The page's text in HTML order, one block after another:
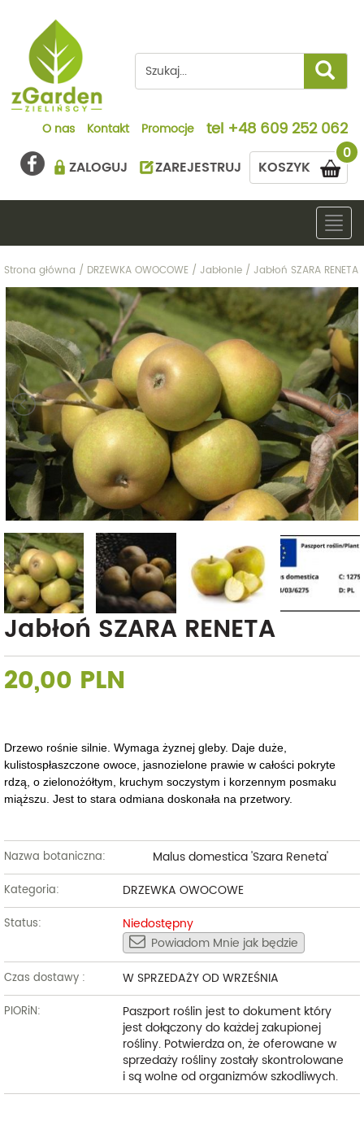
O nas Kontakt Promocje tel +48 609 252 062
0
KOSZYK
ZALOGUJ ZAREJESTRUJ
Strona główna / DRZEWKA OWOCOWE / Jabłonie / Jabłoń SZARA RENETA
Jabłoń SZARA RENETA
20,00 PLN
Drzewo rośnie silnie. Wymaga żyznej gleby. Daje duże,
kulistospłaszczone owoce, jasnozielone prawie w całości pokryte
rdzą, o zielonożółtym, kruchym soczystym i korzennym posmaku
miąższu. Jest to stara odmiana doskonała na przetwory.
Nazwa botaniczna: Malus domestica 'Szara Reneta'
Kategoria: DRZEWKA OWOCOWE
Status:
Niedostępny
Powiadom Mnie jak będzie
Czas dostawy : W SPRZEDAŻY OD WRZEŚNIA
PIORiN:
Paszport roślin jest to dokument który
jest dołączony do każdej zakupionej
rośliny. Potwierdza on, że oferowane w
sprzedaży rośliny zostały skontrolowane
i są wolne od organizmów szkodliwych.